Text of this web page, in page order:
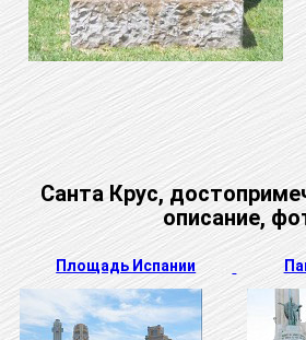
Санта Крус,
описание,
Площадь Испании